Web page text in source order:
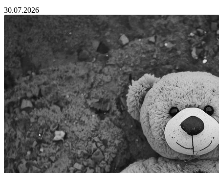
30.07.2026